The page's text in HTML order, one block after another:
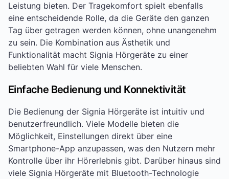
Leistung bieten. Der Tragekomfort spielt ebenfalls
eine entscheidende Rolle, da die Geräte den ganzen
Tag über getragen werden können, ohne unangenehm
zu sein. Die Kombination aus Ästhetik und
Funktionalität macht Signia Hörgeräte zu einer
beliebten Wahl für viele Menschen.
Einfache Bedienung und Konnektivität
Die Bedienung der Signia Hörgeräte ist intuitiv und
benutzerfreundlich. Viele Modelle bieten die
Möglichkeit, Einstellungen direkt über eine
Smartphone-App anzupassen, was den Nutzern mehr
Kontrolle über ihr Hörerlebnis gibt. Darüber hinaus sind
viele Signia Hörgeräte mit Bluetooth-Technologie